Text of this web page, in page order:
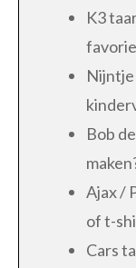
K3
Nijntje
Bob
Ajax /
of t-
Cars